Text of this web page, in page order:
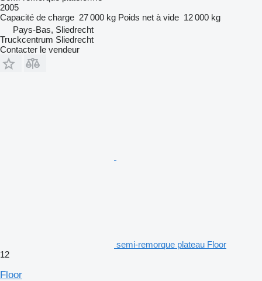
2005
Capacité de charge 27 000 kg Poids net à vide 12 000 kg
Pays-Bas, Sliedrecht
Truckcentrum Sliedrecht
Contacter le vendeur
semi-remorque plateau Floor
12
Floor